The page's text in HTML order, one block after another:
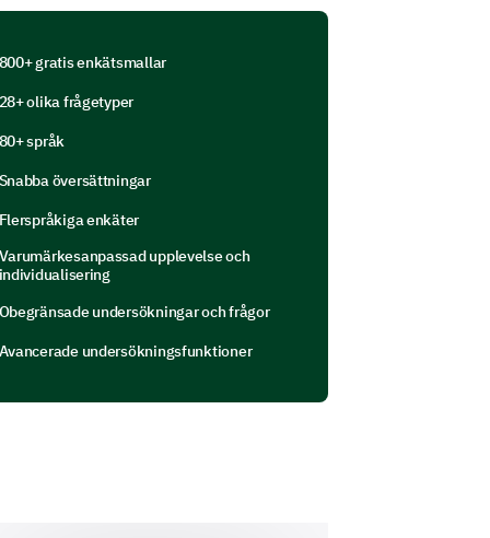
facing that was not
on the aspects of the
gratis enkätsmallar
olika frågetyper
språk
översättningar
enkäter
upplevelse och
undersökningar och frågor
undersökningsfunktioner